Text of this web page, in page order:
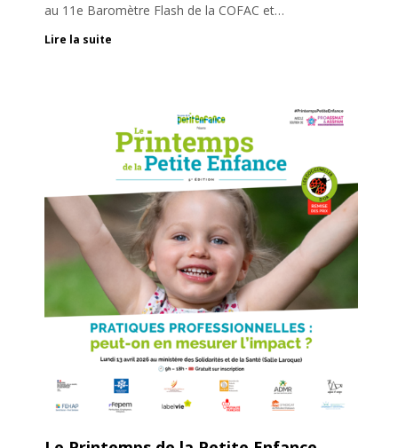
au 11e Baromètre Flash de la COFAC et…
Lire la suite